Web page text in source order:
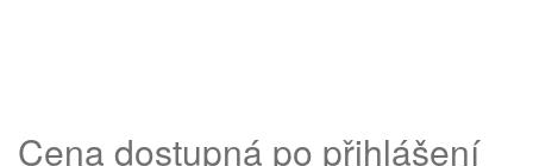
Cena dostupná po přihlášení